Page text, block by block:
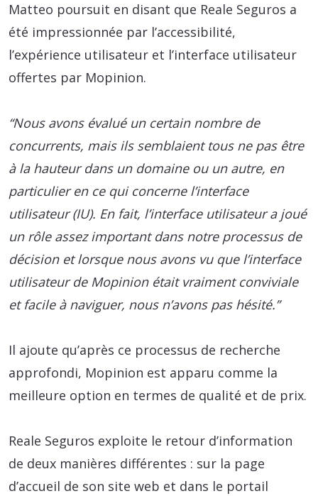
Matteo poursuit en disant que Reale Seguros a
été impressionnée par l’accessibilité,
l’expérience utilisateur et l’interface utilisateur
offertes par Mopinion.
“Nous avons évalué un certain nombre de
concurrents, mais ils semblaient tous ne pas être
à la hauteur dans un domaine ou un autre, en
particulier en ce qui concerne l’interface
utilisateur (IU). En fait, l’interface utilisateur a joué
un rôle assez important dans notre processus de
décision et lorsque nous avons vu que l’interface
utilisateur de Mopinion était vraiment conviviale
et facile à naviguer, nous n’avons pas hésité.”
Il ajoute qu’après ce processus de recherche
approfondi, Mopinion est apparu comme la
meilleure option en termes de qualité et de prix.
Reale Seguros exploite le retour d’information
de deux manières différentes : sur la page
d’accueil de son site web et dans le portail